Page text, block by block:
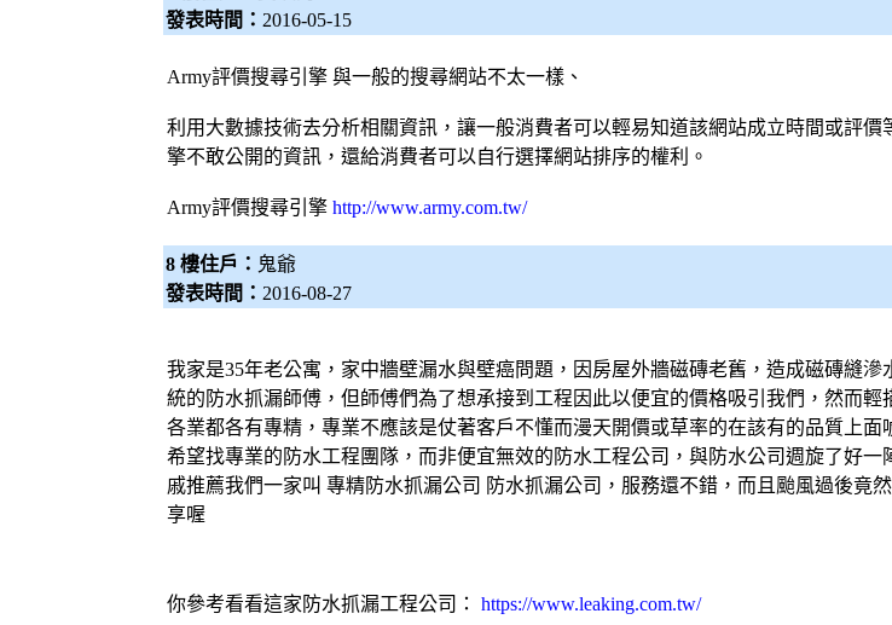
發表時間： 2016-05-15
Army評價搜尋引擎與一般的搜尋網站不太一樣、
利用大數據技術去分析相關資訊，讓一般消費者可以輕易知道該網站成立時間或評
擎不敢公開的資訊，還給消費者可以自行選擇網站排序的權利。
Army評價搜尋引擎 http://www.army.com.tw/
8 樓住戶： 鬼爺
發表時間： 2016-08-27
我家是35年老公寓，家中牆壁漏水與壁癌問題，因房屋外牆磁磚老舊，造成磁磚縫滲
統的防水抓漏師傅，但師傅們為了想承接到工程因此以便宜的價格吸引我們，然而輕
各業都各有專精，專業不應該是仗著客戶不懂而漫天開價或草率的在該有的品質上
希望找專業的 防水工程 團隊，而非便宜無效的 防水工程公司，與防水公司週旋了好一
戚推薦我們一家叫 專精防水抓漏公司 防水抓漏公司，服務還不錯，而且颱風過後竟
享喔
你參考看看這家 防水抓漏工程公司： https://www.leaking.com.tw/